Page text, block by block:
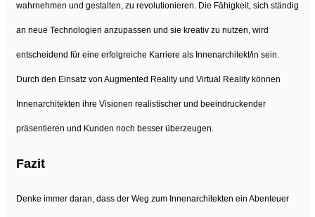
wahrnehmen und gestalten, zu revolutionieren. Die Fähigkeit, sich ständig
an neue Technologien anzupassen und sie kreativ zu nutzen, wird
entscheidend für eine erfolgreiche Karriere als Innenarchitekt/in sein.
Durch den Einsatz von Augmented Reality und Virtual Reality können
Innenarchitekten ihre Visionen realistischer und beeindruckender
präsentieren und Kunden noch besser überzeugen.
Fazit
Denke immer daran, dass der Weg zum Innenarchitekten ein Abenteuer